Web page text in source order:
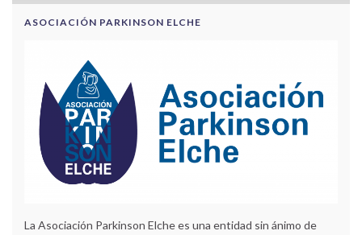
ASOCIACIÓN PARKINSON ELCHE
La Asociación Parkinson Elche es una entidad sin ánimo de